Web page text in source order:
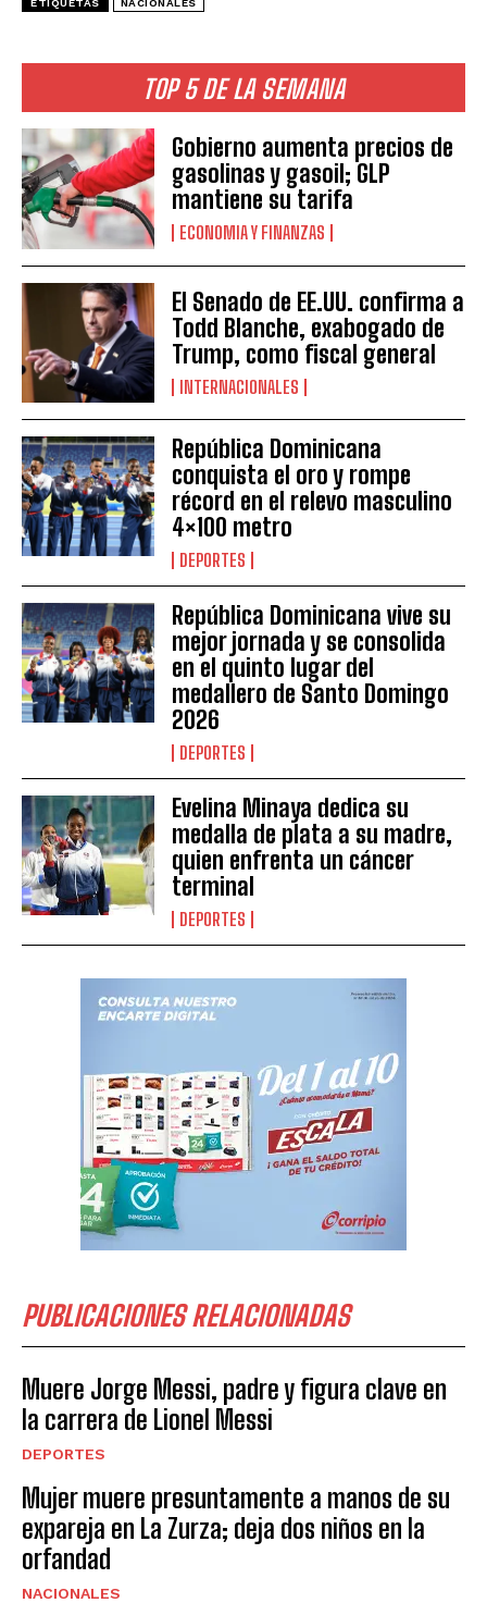
TOP 5 DE LA SEMANA
Gobierno aumenta precios de
gasolinas y gasoil; GLP
mantiene su tarifa
ECONOMIA Y FINANZAS
El Senado de EE.UU. confirma a
Todd Blanche, exabogado de
Trump, como fiscal general
INTERNACIONALES
República Dominicana
conquista el oro y rompe
récord en el relevo masculino
4×100 metro
DEPORTES
República Dominicana vive su
mejor jornada y se consolida
en el quinto lugar del
medallero de Santo Domingo
2026
DEPORTES
Evelina Minaya dedica su
medalla de plata a su madre,
quien enfrenta un cáncer
terminal
DEPORTES
PUBLICACIONES RELACIONADAS
Muere Jorge Messi, padre y figura clave en
la carrera de Lionel Messi
DEPORTES
Mujer muere presuntamente a manos de su
expareja en La Zurza; deja dos niños en la
orfandad
NACIONALES
ETIQUETAS NACIONALES